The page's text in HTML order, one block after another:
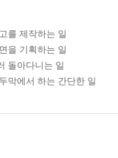
를 제작하는 일
을 기획하는 일
돌아다니는 일
막에서 하는 간단한 일